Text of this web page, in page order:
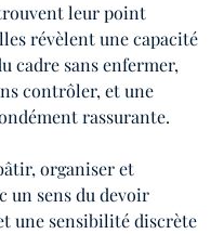
leur point
révèlent une capacité
cadre sans enfermer,
contrôler, et une
rassurante.
organiser et
un sens du devoir
une sensibilité discrète